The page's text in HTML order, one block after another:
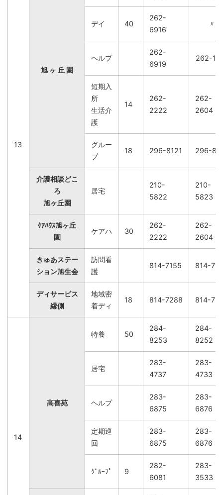
13
旭 ヶ 丘 園
デイ 40
262-
6916
〃
ヘルプ
262-
6919
262-
短期入
所
生活介
護
14
262-
2222
262-
2604
グルー
プ
18 296-8121 296-
介護相談どこ
ろ
旭ヶ丘園
居宅
210-
5822
210-
5823
ｹｱﾊｳｽ旭ヶ丘
園
ケアハ 30
262-
2222
262-
2604
きゅあステー
ション旭生会
訪問看
護
814-7155 814-
ディサービス
縁側
地域密
着ディ
18 814-7288 814-
14
高喜苑
特養 50
284-
8253
284-
8252
居宅
283-
4737
283-
4733
ヘルプ
283-
6875
283-
6876
定期巡
回
283-
6875
283-
6876
ｸﾞﾙｰﾌﾟ 9
282-
6081
283-
3533